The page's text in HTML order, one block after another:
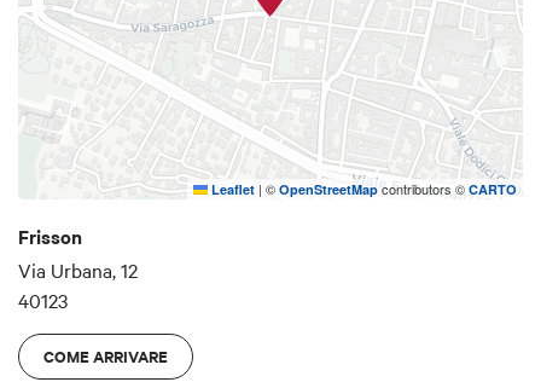
Leaflet | © OpenStreetMap contributors © CARTO
Frisson
Via Urbana, 12
40123
COME ARRIVARE